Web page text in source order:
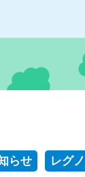
らせ レグ